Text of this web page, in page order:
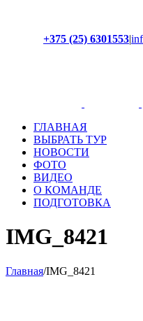
+375 (25) 6301553|
ГЛАВНАЯ
ВЫБРАТЬ ТУР
НОВОСТИ
ФОТО
ВИДЕО
О КОМАНДЕ
ПОДГОТОВКА
IMG_8421
Главная/IMG_8421